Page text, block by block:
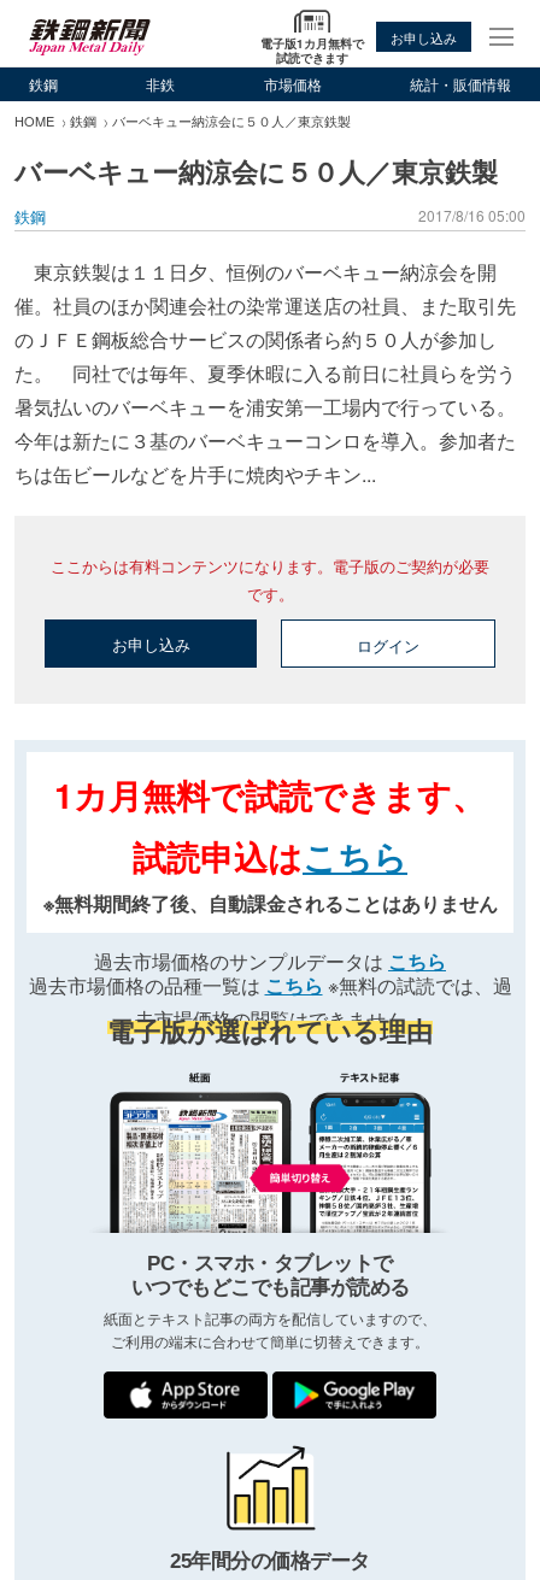
電子版1カ月無料で
試読できます
お申し込み
鉄鋼 非鉄 市場価格 統計・販価情報
HOME 鉄鋼 バーベキュー納涼会に５０人／東京鉄製
バーベキュー納涼会に５０人／東京鉄製
鉄鋼 2017/8/16 05:00
東京鉄製は１１日夕、恒例のバーベキュー納涼会を開
催。社員のほか関連会社の染常運送店の社員、また取引先
のＪＦＥ鋼板総合サービスの関係者ら約５０人が参加し
た。 同社では毎年、夏季休暇に入る前日に社員らを労う
暑気払いのバーベキューを浦安第一工場内で行っている。
今年は新たに３基のバーベキューコンロを導入。参加者た
ちは缶ビールなどを片手に焼肉やチキン...
ここからは有料コンテンツになります。電子版のご契約が必要
です。
お申し込み ログイン
1カ月無料で試読できます、
試読申込はこちら
※無料期間終了後、自動課金されることはありません
過去市場価格のサンプルデータは こちら
過去市場価格の品種一覧は こちら ※無料の試読では、過
去市場価格の閲覧はできません
電子版が選ばれている理由
PC・スマホ・タブレットで
いつでもどこでも記事が読める
紙面とテキスト記事の両方を配信していますので、
ご利用の端末に合わせて簡単に切替えできます。
25年間分の価格データ